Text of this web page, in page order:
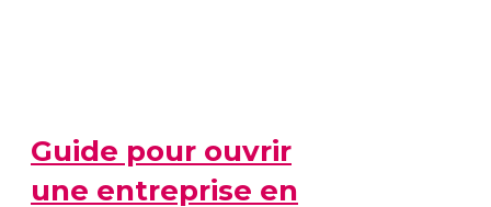
Guide pour ouvrir
une entreprise en